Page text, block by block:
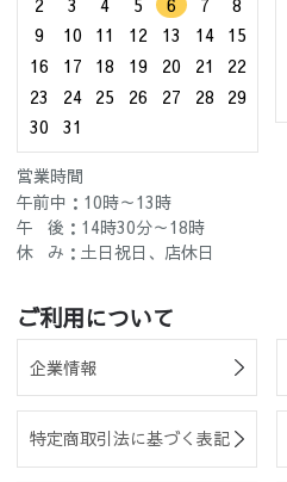
9
10 11 12 13 14
15
16
17 18 19 20 21
22
23
24 25 26 27 28
29
30
31
営業時間
午前中：10時～13時
午 後：14時30分～18時
休 み：土日祝日、店休日
ご利用について
企業情報
特定商取引法に基づく表記